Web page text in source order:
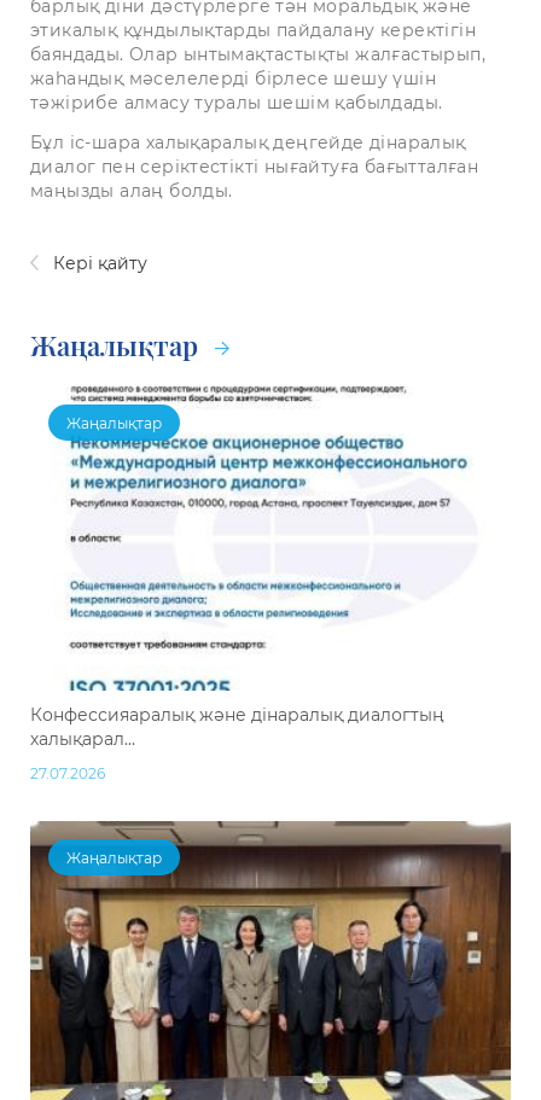
барлық діни дәстүрлерге тән моральдық және
этикалық құндылықтарды пайдалану керектігін
баяндады. Олар ынтымақтастықты жалғастырып,
жаһандық мәселелерді бірлесе шешу үшін
тәжірибе алмасу туралы шешім қабылдады.
Бұл іс-шара халықаралық деңгейде дінаралық
диалог пен серіктестікті нығайтуға бағытталған
маңызды алаң болды.
Кері қайту
Жаңалықтар
Жаңалықтар
Конфессияаралық және дінаралық диалогтың
халықарал...
27.07.2026
Жаңалықтар